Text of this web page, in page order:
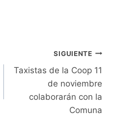
SIGUIENTE
Taxistas de la Coop 11
de noviembre
colaborarán con la
Comuna